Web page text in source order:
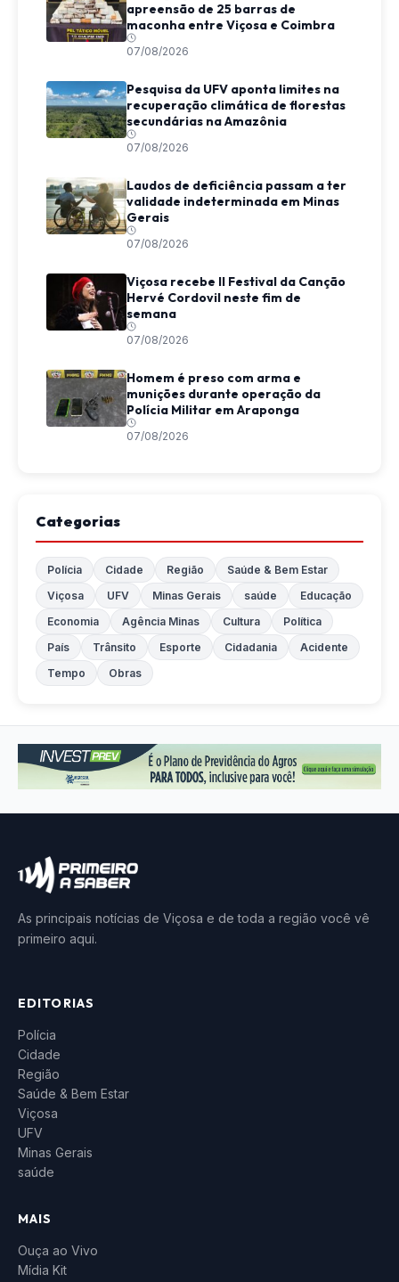
apreensão de 25 barras de
maconha entre Viçosa e Coimbra
07/08/2026
Pesquisa da UFV aponta limites na
recuperação climática de florestas
secundárias na Amazônia
07/08/2026
Laudos de deficiência passam a ter
validade indeterminada em Minas
Gerais
07/08/2026
Viçosa recebe II Festival da Canção
Hervé Cordovil neste fim de
semana
07/08/2026
Homem é preso com arma e
munições durante operação da
Polícia Militar em Araponga
07/08/2026
Categorias
Polícia Cidade Região
Saúde & Bem Estar
Viçosa
UFV Minas Gerais saúde
Educação
Economia
Agência Minas Cultura
Política
País
Trânsito Esporte Cidadania
Acidente
Tempo
Obras
As principais notícias de Viçosa e de toda a região você vê
primeiro aqui.
EDITORIAS
Polícia
Cidade
Região
Saúde & Bem Estar
Viçosa
UFV
Minas Gerais
saúde
MAIS
Ouça ao Vivo
Mídia Kit